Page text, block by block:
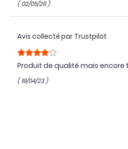
( 02/05/26 )
Avis collecté par Trustpilot
Produit de qualité mais encore
( 19/04/23 )